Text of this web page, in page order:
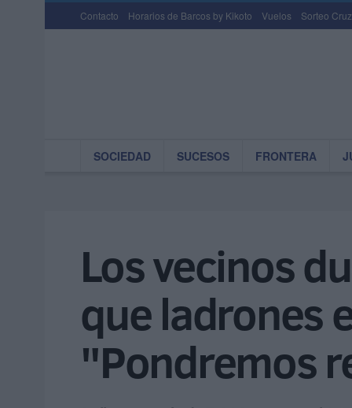
Contacto Horarios de Barcos by Kikoto Vuelos Sorteo
SOCIEDAD SUCESOS FRONTERA
Los vecinos
que ladrones
"Pondremos